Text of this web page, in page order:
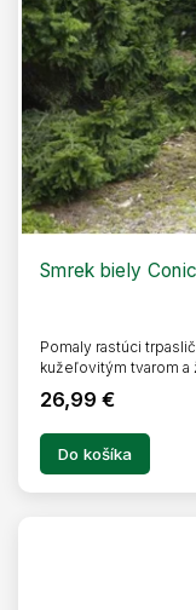
Smrek biely
26,99 €
Do košíka
Pomaly rastúci
kužeľovitým tvarom a